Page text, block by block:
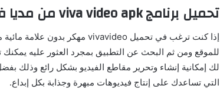
تحميل برنامج viva video apk من مديا فاير
للموقع ومن ثم البحث عن التطبيق بمجرد العثور عليه يمكنك
لك إمكانية إنشاء وتحرير مقاطع الفيديو بشكل رائع وذلك
التي تساعدك على إنتاج فيديوهات مبهرة وجذابة بكل إبداع.